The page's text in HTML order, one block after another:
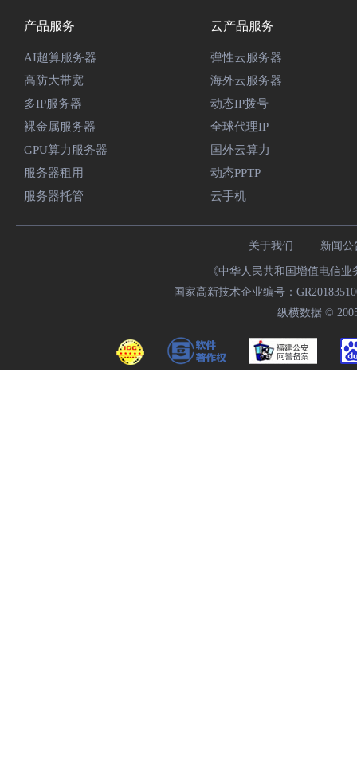
产品服务
AI超算服务器
高防大带宽
多IP服务器
裸金属服务器
GPU算力服务器
服务器租用
服务器托管
云产品服务
弹性云服务器
海外云服务器
动态IP拨号
全球代理IP
国外云算力
动态PPTP
云手机
关于我们 新闻公
《中华人民共和国增值电信
国家高新技术企业编号：
纵横数据 ©